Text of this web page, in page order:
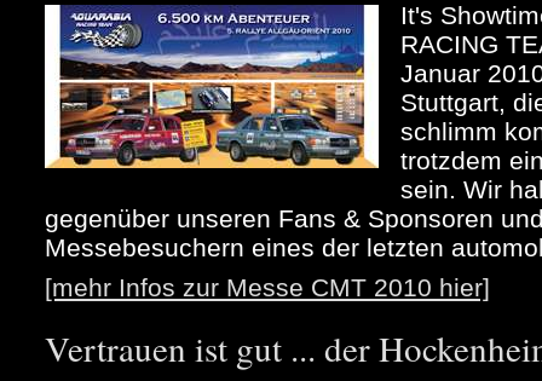
It's
RACING
Januar
Stuttgart,
schlimm
trotzdem
sein. Wir
gegenüber unseren Fans & Sponsoren
Messebesuchern eines der letzten
[mehr Infos zur Messe CMT 2010 hier]
Vertrauen ist gut ... der